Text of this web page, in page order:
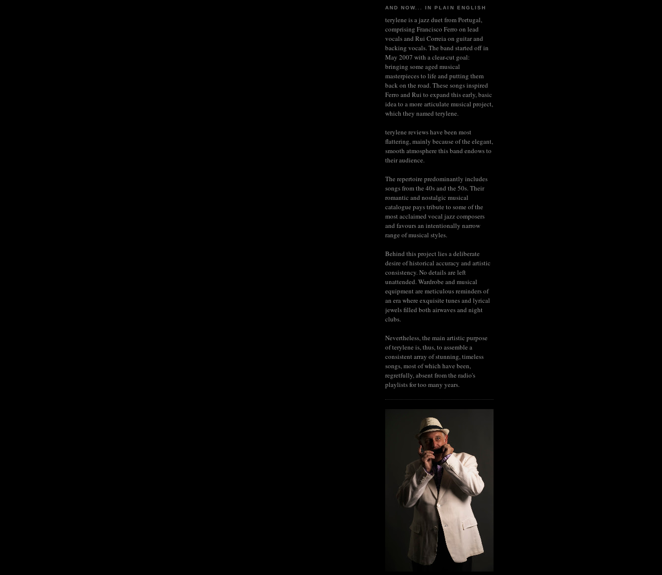
AND NOW... IN PLAIN ENGLISH
terylene is a jazz duet from Portugal,
comprising Francisco Ferro on lead
vocals and Rui Correia on guitar and
backing vocals. The band started off in
May 2007 with a clear-cut goal:
bringing some aged musical
masterpieces to life and putting them
back on the road. These songs inspired
Ferro and Rui to expand this early, basic
idea to a more articulate musical project,
which they named terylene.
terylene reviews have been most
flattering, mainly because of the elegant,
smooth atmosphere this band endows to
their audience.
The repertoire predominantly includes
songs from the 40s and the 50s. Their
romantic and nostalgic musical
catalogue pays tribute to some of the
most acclaimed vocal jazz composers
and favours an intentionally narrow
range of musical styles.
Behind this project lies a deliberate
desire of historical accuracy and artistic
consistency. No details are left
unattended. Wardrobe and musical
equipment are meticulous reminders of
an era where exquisite tunes and lyrical
jewels filled both airwaves and night
clubs.
Nevertheless, the main artistic purpose
of terylene is, thus, to assemble a
consistent array of stunning, timeless
songs, most of which have been,
regretfully, absent from the radio's
playlists for too many years.